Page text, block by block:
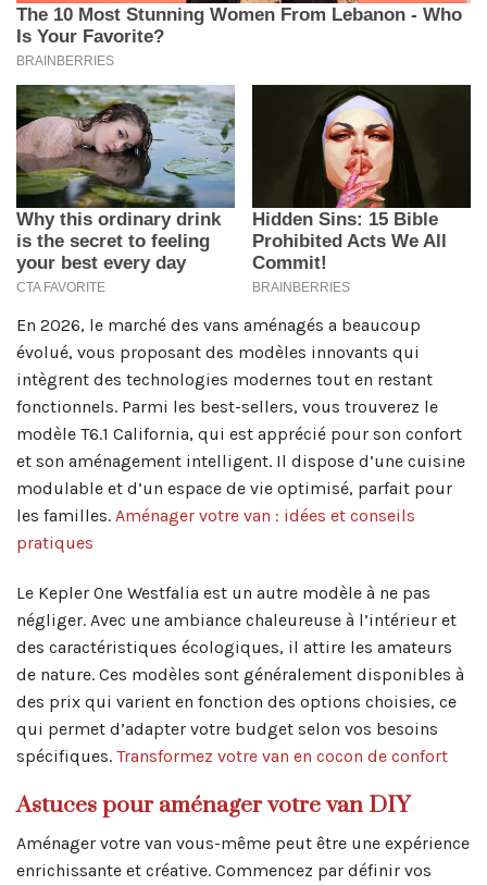
En 2026, le marché des vans aménagés a beaucoup
évolué, vous proposant des modèles innovants qui
intègrent des technologies modernes tout en restant
fonctionnels. Parmi les best-sellers, vous trouverez le
modèle T6.1 California, qui est apprécié pour son confort
et son aménagement intelligent. Il dispose d’une cuisine
modulable et d’un espace de vie optimisé, parfait pour
les familles. Aménager votre van : idées et conseils
pratiques
Le Kepler One Westfalia est un autre modèle à ne pas
négliger. Avec une ambiance chaleureuse à l’intérieur et
des caractéristiques écologiques, il attire les amateurs
de nature. Ces modèles sont généralement disponibles à
des prix qui varient en fonction des options choisies, ce
qui permet d’adapter votre budget selon vos besoins
spécifiques. Transformez votre van en cocon de confort
Astuces pour aménager votre van DIY
Aménager votre van vous-même peut être une expérience
enrichissante et créative. Commencez par définir vos